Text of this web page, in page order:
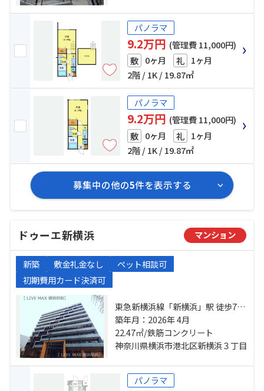
パノラマ
9.2万円 (管理費 11,000円)
敷 0ヶ月 礼 1ヶ月
2階 / 1K / 19.87㎡
パノラマ
9.2万円 (管理費 11,000円)
敷 0ヶ月 礼 1ヶ月
2階 / 1K / 19.87㎡
募集中の他の5件を表示する
ドゥーエ新横浜 マンション
新築 敷金礼金なし
ペット相談可
初期費用カード決済可
東急新横浜線「新横浜」駅 徒歩7分
ブルーライン「北新横浜」駅 徒歩
18分 横浜線「菊名」駅 徒歩21分
築年月：2026年 4月
22.47㎡/鉄筋コンクリート
神奈川県横浜市港北区新横浜３丁目
パノラマ